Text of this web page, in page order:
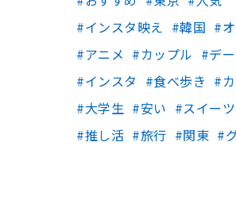
インスタ映え
韓国
アニメ
カップル
デ
インスタ
食べ歩き
大学生
安い スイーツ
推し活
旅行 関東